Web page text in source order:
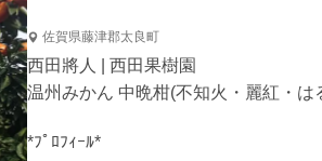
佐賀県藤津郡太良町
西田將人 | 西田果樹園
温州みかん 中晩柑(不知火・麗紅・
*ﾌﾟﾛﾌｨｰﾙ*